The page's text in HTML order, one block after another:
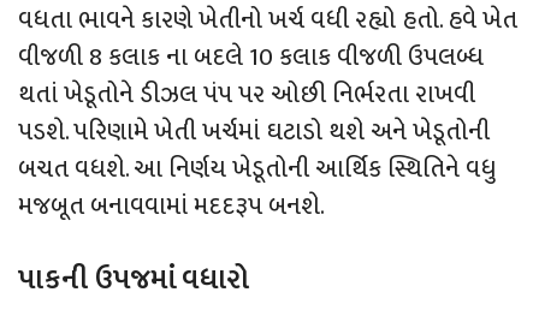
વધતા ભાવને કારણે ખેતીનો ખર્ચ વધી રહ્યો હતો. હવે ખેત
વીજળી 8 કલાક ના બદલે 10 કલાક વીજળી ઉપલબ્ધ
થતાં ખેડૂતોને ડીઝલ પંપ પર ઓછી નિર્ભરતા રાખવી
પડશે. પરિણામે ખેતી ખર્ચમાં ઘટાડો થશે અને ખેડૂતોની
બચત વધશે. આ નિર્ણય ખેડૂતોની આર્થિક સ્થિતિને વધુ
મજબૂત બનાવવામાં મદદરૂપ બનશે.
પાકની ઉપજમાં વધારો